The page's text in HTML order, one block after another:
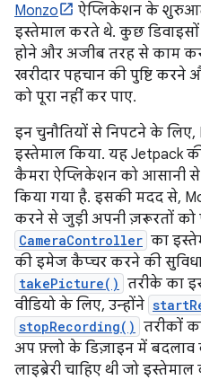
Monzo
ऐप्लिकेशन के
इस्तेमाल करते थे. कुछ
होने और अजीब तरह से काम
खरीदार पहचान की पुष्टि करने
को पूरा नहीं कर पाए.
इन चुनौतियों से निपटने के लिए,
इस्तेमाल किया. यह Jetpack
कैमरा ऐप्लिकेशन को आसानी
किया गया है. इसकी मदद से,
करने से जुड़ी अपनी ज़रूरतों को
CameraController का
की इमेज कैप्चर करने की
takePicture() तरीके का
वीडियो के लिए, उन्होंने
stopRecording() तरीकों
अप फ़्लो के डिज़ाइन में बदलाव
लाइब्रेरी चाहिए थी जो